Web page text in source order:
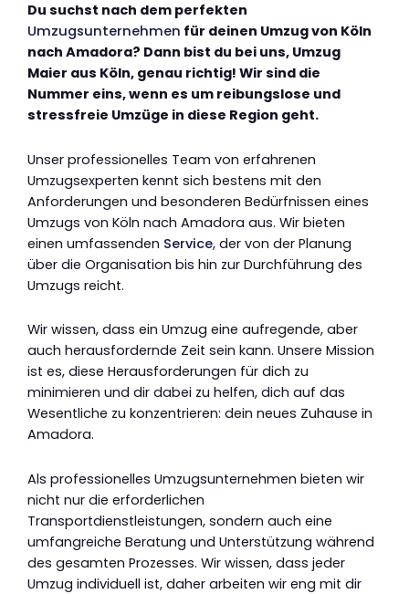
Du suchst nach dem perfekten
Umzugsunternehmen für deinen Umzug von Köln
nach Amadora? Dann bist du bei uns, Umzug
Maier aus Köln, genau richtig! Wir sind die
Nummer eins, wenn es um reibungslose und
stressfreie Umzüge in diese Region geht.
Unser professionelles Team von erfahrenen
Umzugsexperten kennt sich bestens mit den
Anforderungen und besonderen Bedürfnissen eines
Umzugs von Köln nach Amadora aus. Wir bieten
einen umfassenden Service, der von der Planung
über die Organisation bis hin zur Durchführung des
Umzugs reicht.
Wir wissen, dass ein Umzug eine aufregende, aber
auch herausfordernde Zeit sein kann. Unsere Mission
ist es, diese Herausforderungen für dich zu
minimieren und dir dabei zu helfen, dich auf das
Wesentliche zu konzentrieren: dein neues Zuhause in
Amadora.
Als professionelles Umzugsunternehmen bieten wir
nicht nur die erforderlichen
Transportdienstleistungen, sondern auch eine
umfangreiche Beratung und Unterstützung während
des gesamten Prozesses. Wir wissen, dass jeder
Umzug individuell ist, daher arbeiten wir eng mit dir